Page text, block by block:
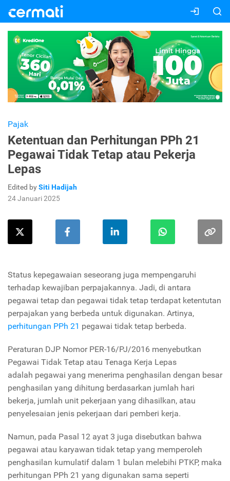
Pajak
Ketentuan dan Perhitungan PPh 21
Pegawai Tidak Tetap atau Pekerja
Lepas
Edited bySiti Hadijah
24 Januari 2025
Status kepegawaian seseorang juga mempengaruhi
terhadap kewajiban perpajakannya. Jadi, di antara
pegawai tetap dan pegawai tidak tetap terdapat ketentutan
perpajakan yang berbeda untuk digunakan. Artinya,
perhitungan PPh 21 pegawai tidak tetap berbeda.
Peraturan DJP Nomor PER-16/PJ/2016 menyebutkan
Pegawai Tidak Tetap atau Tenaga Kerja Lepas
adalah pegawai yang menerima penghasilan dengan besar
penghasilan yang dihitung berdasarkan jumlah hari
bekerja, jumlah unit pekerjaan yang dihasilkan, atau
penyelesaian jenis pekerjaan dari pemberi kerja.
Namun, pada Pasal 12 ayat 3 juga disebutkan bahwa
pegawai atau karyawan tidak tetap yang memperoleh
penghasilan kumulatif dalam 1 bulan melebihi PTKP, maka
perhitungan PPh 21 yang digunakan sama seperti